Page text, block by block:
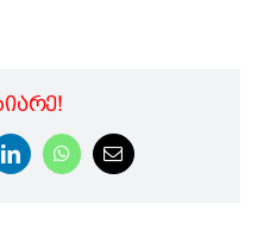
LinkedInWhatsApp
Email